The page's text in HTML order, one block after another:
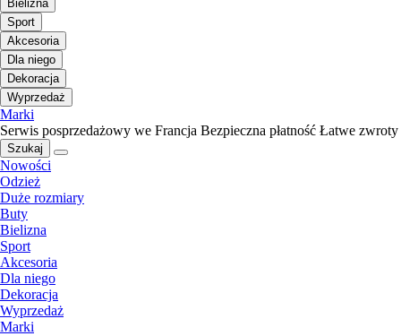
Bielizna
Sport
Akcesoria
Dla niego
Dekoracja
Wyprzedaż
Marki
Serwis posprzedażowy we Francja Bezpieczna płatność Łatwe zwroty
Szukaj
Nowości
Odzież
Duże rozmiary
Buty
Bielizna
Sport
Akcesoria
Dla niego
Dekoracja
Wyprzedaż
Marki